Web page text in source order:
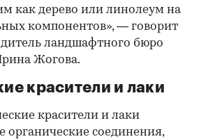
как дерево или линолеум на
компонентов», — говорит
ландшафтного бюро
Жогова.
красители и лаки
красители и лаки
органические соединения,